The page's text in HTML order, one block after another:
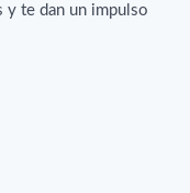
y te dan un impulso